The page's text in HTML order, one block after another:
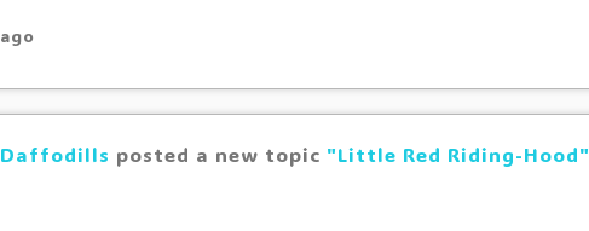
ago
Daffodills posted a new topic "Little Red Riding-Hood"